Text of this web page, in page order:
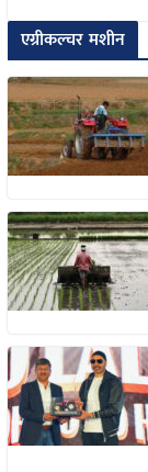
एग्रीकल्चर मशीन